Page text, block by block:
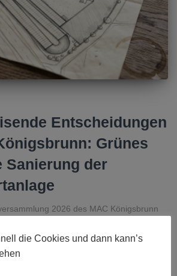
Entscheidungen
Grünes
Sanierung der
2026 des MAC Königsbrunn
des MAC Königsbrunn e.V.
standen neben den Berichten der
Neuwahlen sowie die Entscheidung über
die Cookies und dann kann’s